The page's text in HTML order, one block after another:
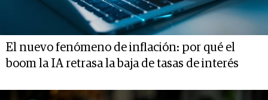
El nuevo fenómeno de inflación: por qué el
boom la IA retrasa la baja de tasas de interés